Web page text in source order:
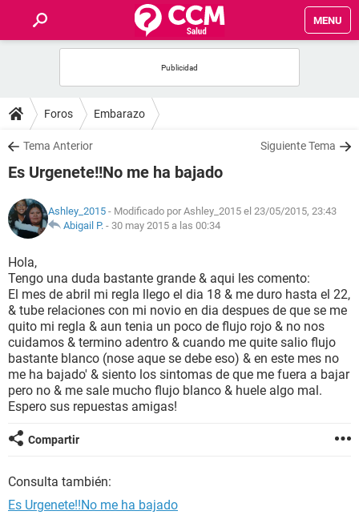
MENU
FOROS
SALUD
FAMILIA
NUTRICIÓN
BIENESTAR
SEXUALIDAD
GLOSARIO
Foros Embarazo
Tema Anterior Siguiente Tema
Es Urgenete!!No me ha bajado
Ashley_2015 - Modificado por Ashley_2015 el 23/05/2015, 23:43
Abigail P. - 30 may 2015 a las 00:34
Hola,
Tengo una duda bastante grande & aqui les comento:
El mes de abril mi regla llego el dia 18 & me duro hasta el 22,
& tube relaciones con mi novio en dia despues de que se me
quito mi regla & aun tenia un poco de flujo rojo & no nos
cuidamos & termino adentro & cuando me quite salio flujo
bastante blanco (nose aque se debe eso) & en este mes no
me ha bajado' & siento los sintomas de que me fuera a bajar
pero no & me sale mucho flujo blanco & huele algo mal.
Espero sus repuestas amigas!
Compartir
Consulta también:
Es Urgenete!!No me ha bajado